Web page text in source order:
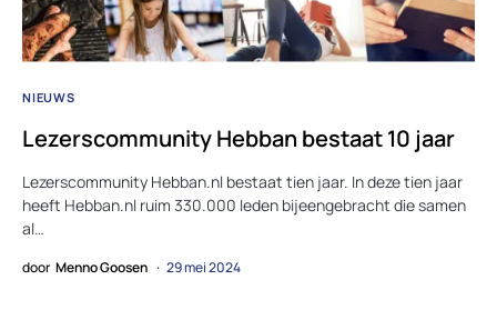
NIEUWS
Lezerscommunity Hebban bestaat 10 jaar
Lezerscommunity Hebban.nl bestaat tien jaar. In deze tien jaar
heeft Hebban.nl ruim 330.000 leden bijeengebracht die samen
al…
door Menno Goosen 29 mei 2024